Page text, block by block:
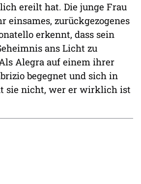
ereilt hat. Die junge Frau
einsames, zurückgezogenes
erkennt, dass sein
ans Licht zu
Alegra auf einem ihrer
begegnet und sich in
sie nicht, wer er wirklich ist